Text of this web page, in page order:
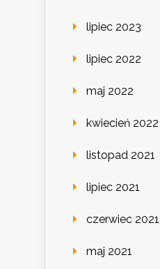
lipiec 2023
lipiec 2022
maj 2022
kwiecień 2022
listopad 2021
lipiec 2021
czerwiec 2021
maj 2021